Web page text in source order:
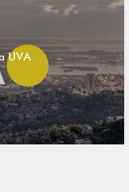
UVA